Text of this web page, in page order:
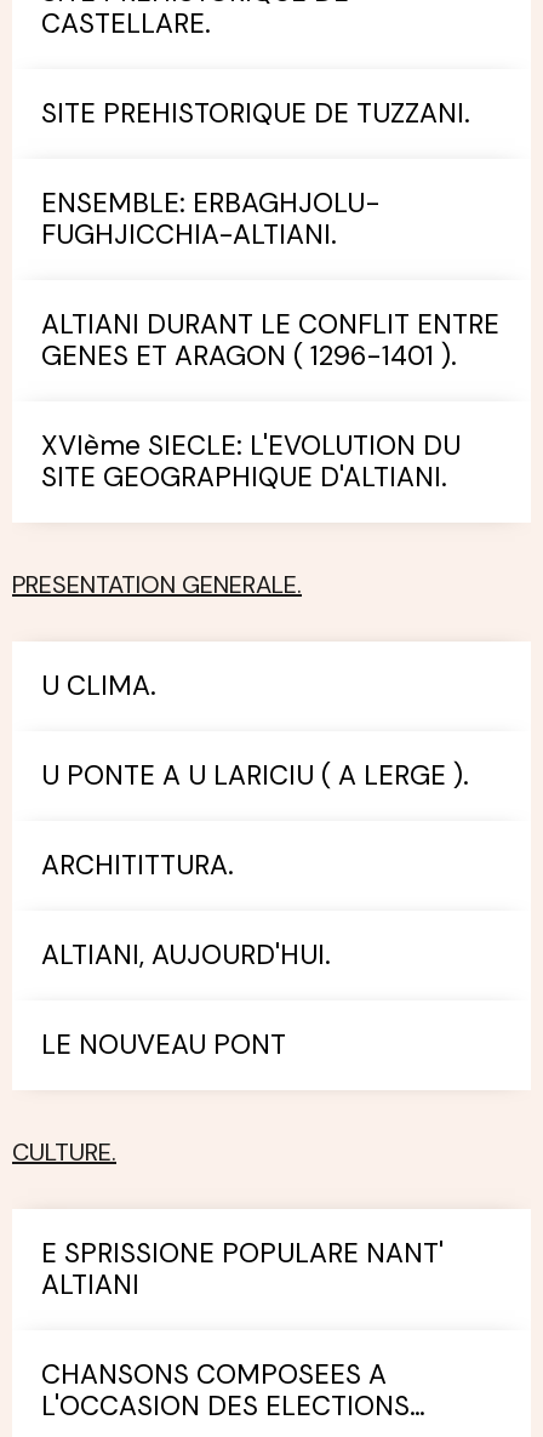
CASTELLARE.
SITE PREHISTORIQUE DE TUZZANI.
ENSEMBLE: ERBAGHJOLU-
FUGHJICCHIA-ALTIANI.
ALTIANI DURANT LE CONFLIT ENTRE
GENES ET ARAGON ( 1296-1401 ).
XVIème SIECLE: L'EVOLUTION DU
SITE GEOGRAPHIQUE D'ALTIANI.
PRESENTATION GENERALE.
U CLIMA.
U PONTE A U LARICIU ( A LERGE ).
ARCHITITTURA.
ALTIANI, AUJOURD'HUI.
LE NOUVEAU PONT
CULTURE.
E SPRISSIONE POPULARE NANT'
ALTIANI
CHANSONS COMPOSEES A
L'OCCASION DES ELECTIONS